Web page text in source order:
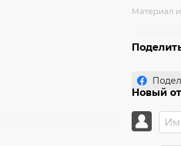
Материал
Новый